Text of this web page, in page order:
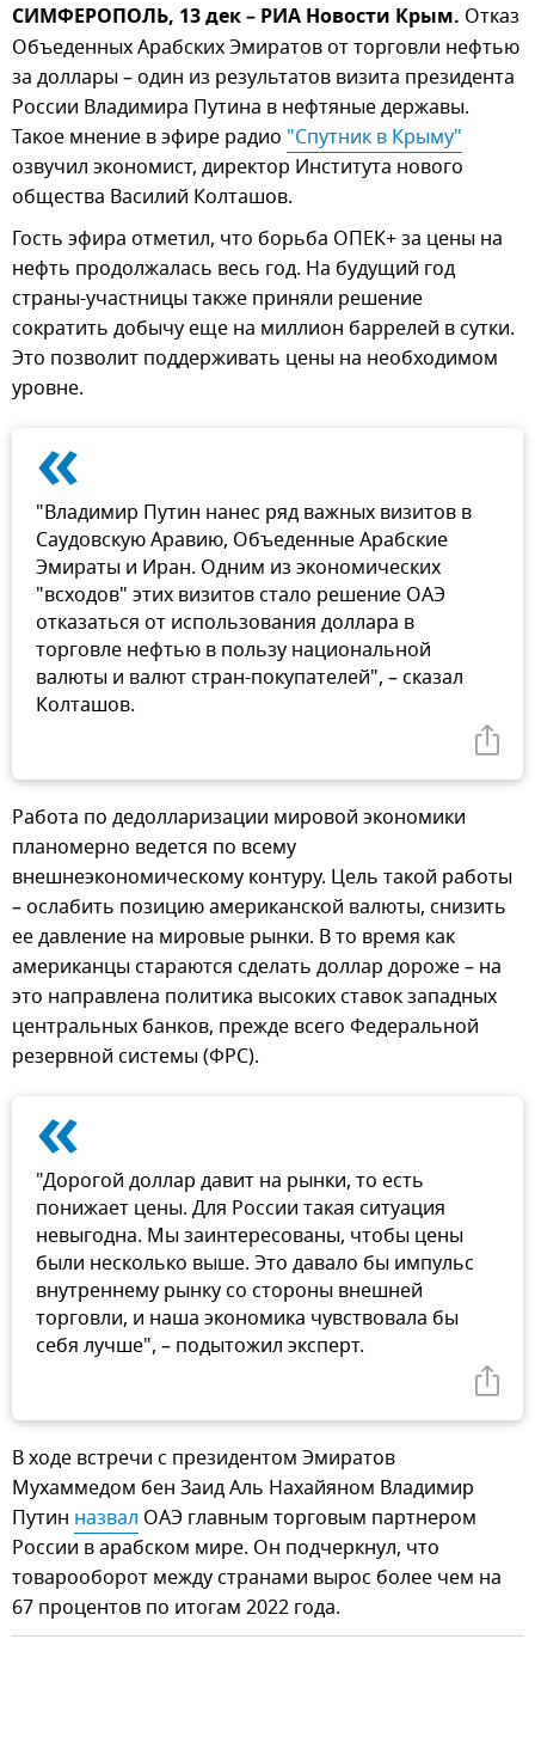
СИМФЕРОПОЛЬ, 13 дек – РИА Новости Крым. Отказ
Объеденных Арабских Эмиратов от торговли нефтью
за доллары – один из результатов визита президента
России Владимира Путина в нефтяные державы.
Такое мнение в эфире радио "Спутник в Крыму"
озвучил экономист, директор Института нового
общества Василий Колташов.
Гость эфира отметил, что борьба ОПЕК+ за цены на
нефть продолжалась весь год. На будущий год
страны-участницы также приняли решение
сократить добычу еще на миллион баррелей в сутки.
Это позволит поддерживать цены на необходимом
уровне.
«
"Владимир Путин нанес ряд важных визитов в
Саудовскую Аравию, Объеденные Арабские
Эмираты и Иран. Одним из экономических
"всходов" этих визитов стало решение ОАЭ
отказаться от использования доллара в
торговле нефтью в пользу национальной
валюты и валют стран-покупателей", – сказал
Колташов.
Работа по дедолларизации мировой экономики
планомерно ведется по всему
внешнеэкономическому контуру. Цель такой работы
– ослабить позицию американской валюты, снизить
ее давление на мировые рынки. В то время как
американцы стараются сделать доллар дороже – на
это направлена политика высоких ставок западных
центральных банков, прежде всего Федеральной
резервной системы (ФРС).
«
"Дорогой доллар давит на рынки, то есть
понижает цены. Для России такая ситуация
невыгодна. Мы заинтересованы, чтобы цены
были несколько выше. Это давало бы импульс
внутреннему рынку со стороны внешней
торговли, и наша экономика чувствовала бы
себя лучше", – подытожил эксперт.
В ходе встречи с президентом Эмиратов
Мухаммедом бен Заид Аль Нахайяном Владимир
Путин назвал ОАЭ главным торговым партнером
России в арабском мире. Он подчеркнул, что
товарооборот между странами вырос более чем на
67 процентов по итогам 2022 года.